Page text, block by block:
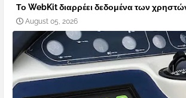
Το WebKit διαρρέει δεδομένα των
August 05, 2026